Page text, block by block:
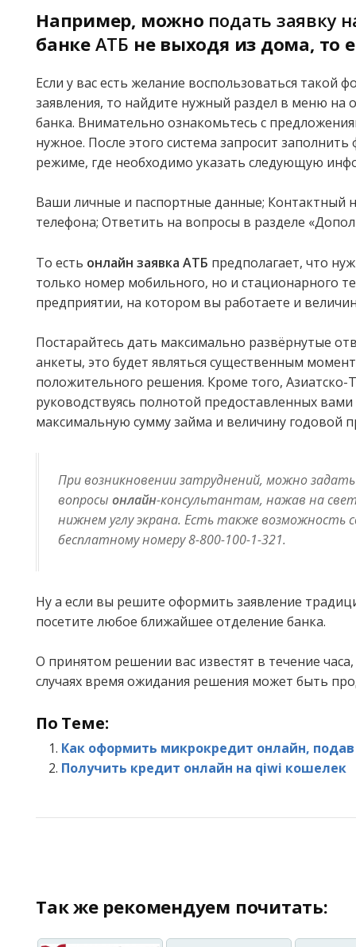
Например, можно подать заявку
банке АТБ не выходя из дома, то
Если у вас есть желание воспользоваться такой
заявления, то найдите нужный раздел в меню на
банка. Внимательно ознакомьтесь с
нужное. После этого система запросит
режиме, где необходимо указать следующую
Ваши личные и паспортные данные; Контактный
телефона; Ответить на вопросы в разделе
То есть онлайн заявка АТБ предполагает, что
только номер мобильного, но и стационарного
предприятии, на котором вы работаете и
Постарайтесь дать максимально развёрнутые
анкеты, это будет являться существенным
положительного решения. Кроме того, Азиатско-
руководствуясь полнотой предоставленных
максимальную сумму займа и величину годовой
При возникновении затруднений, можно
вопросы онлайн-консультантам, нажав на
нижнем углу экрана. Есть также возможность
бесплатному номеру 8-800-100-1-321.
Ну а если вы решите оформить заявление
посетите любое ближайшее отделение банка.
О принятом решении вас известят в течение
случаях время ожидания решения может быть
По Теме:
Как оформить микрокредит онлайн, подав
Получить кредит онлайн на qiwi кошелек
Так же рекомендуем почитать: